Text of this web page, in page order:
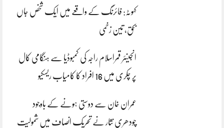
کہوٹہ: فائرنگ کے واقعے میں ایک شخص جاں
بحق، تین زخمی
انجینئر قمراسلام راجہ کی کمبوڈیا سے ہنگامی کال
پر چکری میں 16 افراد کا کامیاب ریسکیو
عمران خان سے دوستی ہونے کے باوجود
چودھری نثار نے تحریک انصاف میں شمولیت